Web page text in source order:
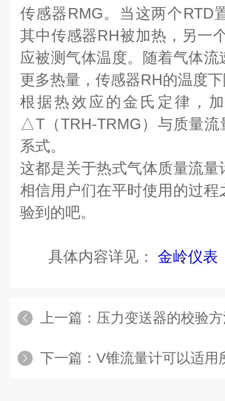
传感器RMG。当这两个RTD
其中传感器RH被加热，另一
应被测气体温度。随着气体
更多热量，传感器RH的温度
根据热效应的金氏定律，
△T（TRH-TRMG）与质量流
系式。
这都是关于热式气体质量流
相信用户们在平时使用的过
验到的吧。
具体内容详见： 金岭仪表
上一篇： 压力变送器的校验
下一篇： V锥流量计可以适用